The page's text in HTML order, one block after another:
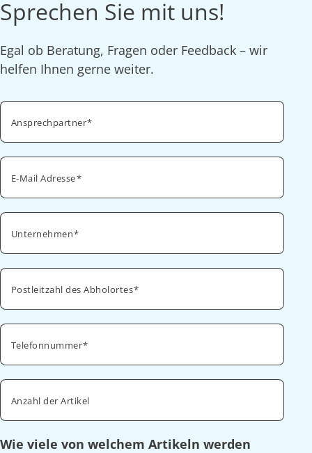
Sprechen Sie mit uns!
Egal ob Beratung, Fragen oder Feedback – wir
helfen Ihnen gerne weiter.
Ansprechpartner
E-Mail Adresse
Unternehmen
Postleitzahl des Abholortes
Telefonnummer
Anzahl der Artikel
Wie viele von welchem Artikeln werden